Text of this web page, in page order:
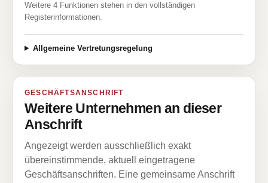
Weitere 4 Funktionen stehen in den vollständigen
Registerinformationen.
Allgemeine Vertretungsregelung
GESCHÄFTSANSCHRIFT
Weitere Unternehmen an dieser
Anschrift
Angezeigt werden ausschließlich exakt
übereinstimmende, aktuell eingetragene
Geschäftsanschriften. Eine gemeinsame Anschrift